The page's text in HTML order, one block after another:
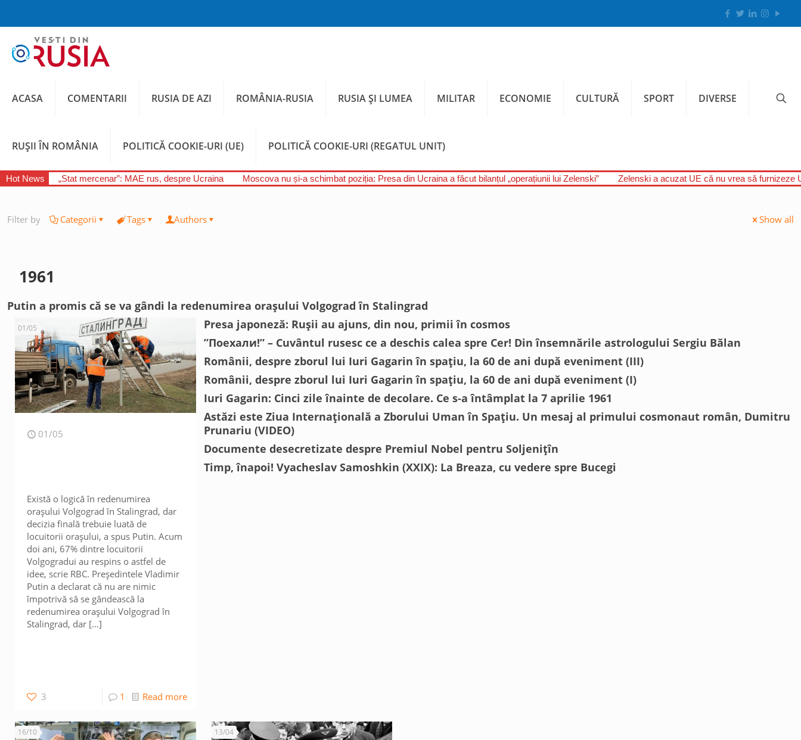
ACASA COMENTARII RUSIA DE AZI ROMÂNIA-RUSIA RUSIA ȘI LUMEA MILITAR ECONOMIE CULTURĂ SPORT DIVERSE
RUȘII ÎN ROMÂNIA POLITICĂ COOKIE-URI (UE) POLITICĂ COOKIE-URI (REGATUL UNIT)
Hot News „Stat mercenar”: MAE rus, despre Ucraina Moscova nu și-a schimbat poziția: Presa din Ucraina a făcut bilanțul „operațiunii lui Zelenski” Zelenski a acuzat UE că nu vrea să furnizeze
Filter by Categorii Tags Authors Show all
1961
Putin a promis că se va gândi la redenumirea orașului Volgograd în Stalingrad
01/05
01/05
Există o logică în redenumirea
orașului Volgograd în Stalingrad, dar
decizia finală trebuie luată de
locuitorii orașului, a spus Putin. Acum
doi ani, 67% dintre locuitorii
Volgogradui au respins o astfel de
idee, scrie RBC. Președintele Vladimir
Putin a declarat că nu are nimic
împotrivă să se gândească la
redenumirea orașului Volgograd în
Stalingrad, dar […]
3 1 Read more
Presa japoneză: Rușii au ajuns, din nou, primii în cosmos
16/10
”Поехали!” – Cuvântul rusesc ce a deschis calea spre Cer! Din însemnările astrologului Sergiu Bălan
13/04
Românii, despre zborul lui Iuri Gagarin în spațiu, la 60 de ani după eveniment (III)
Românii, despre zborul lui Iuri Gagarin în spațiu, la 60 de ani după eveniment (I)
Iuri Gagarin: Cinci zile înainte de decolare. Ce s-a întâmplat la 7 aprilie 1961
Astăzi este Ziua Internațională a Zborului Uman în Spațiu. Un mesaj al primului cosmonaut român, Dumitru
Prunariu (VIDEO)
Documente desecretizate despre Premiul Nobel pentru Soljenițîn
Timp, înapoi! Vyacheslav Samoshkin (XXIX): La Breaza, cu vedere spre Bucegi